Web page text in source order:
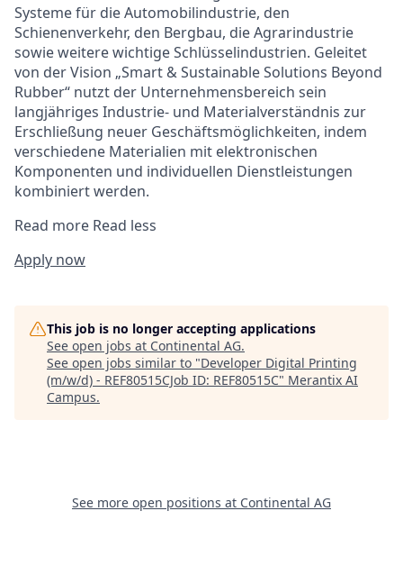
Systeme für die Automobilindustrie, den
Schienenverkehr, den Bergbau, die Agrarindustrie
sowie weitere wichtige Schlüsselindustrien. Geleitet
von der Vision „Smart & Sustainable Solutions Beyond
Rubber“ nutzt der Unternehmensbereich sein
langjähriges Industrie- und Materialverständnis zur
Erschließung neuer Geschäftsmöglichkeiten, indem
verschiedene Materialien mit elektronischen
Komponenten und individuellen Dienstleistungen
kombiniert werden.
Read more Read less
Apply now
This job is no longer accepting applications
See open jobs at Continental AG.
See open jobs similar to "Developer Digital Printing
(m/w/d) - REF80515CJob ID: REF80515C" Merantix AI
Campus.
See more open positions at Continental AG